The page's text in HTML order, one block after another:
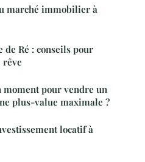
marché immobilier à
Ré : conseils pour
rêve
pour vendre un
plus-value maximale ?
locatif à